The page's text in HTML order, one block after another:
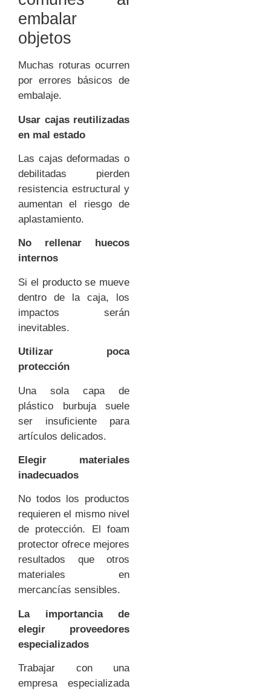
embalar
objetos
Muchas roturas ocurren
por errores básicos de
embalaje.
Usar cajas reutilizadas
en mal estado
Las cajas deformadas o
debilitadas pierden
resistencia estructural y
aumentan el riesgo de
aplastamiento.
No rellenar huecos
internos
Si el producto se mueve
dentro de la caja, los
impactos serán
inevitables.
Utilizar poca
protección
Una sola capa de
plástico burbuja suele
ser insuficiente para
artículos delicados.
Elegir materiales
inadecuados
No todos los productos
requieren el mismo nivel
de protección. El foam
protector ofrece mejores
resultados que otros
materiales en
mercancías sensibles.
La importancia de
elegir proveedores
especializados
Trabajar con una
empresa especializada